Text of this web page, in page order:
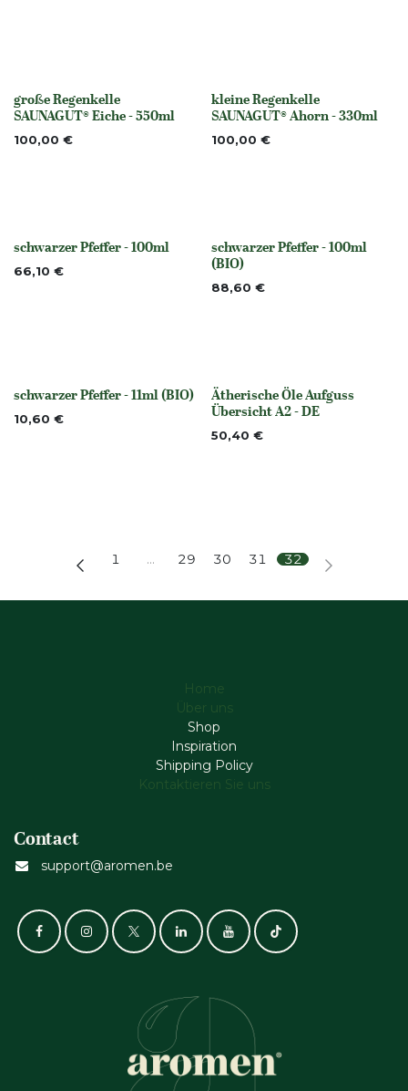
Nicht vorrättig
große Regenkelle
SAUNAGUT® Eiche - 550ml
100,00 €
None
kleine Regenkelle
SAUNAGUT® Ahorn - 330ml
100,00 €
None
schwarzer Pfeffer - 100ml
66,10 € None
schwarzer Pfeffer - 100ml
(BIO)
88,60 €
None
schwarzer Pfeffer - 11ml (BIO)
10,60 € None
Ätherische Öle Aufguss
Übersicht A2 - DE
50,40 €
1 … 29 30 31 32
Home
Über uns
Shop
Inspiration
Shipping Policy
Kontaktieren Sie uns
Contact
support@aromen.be